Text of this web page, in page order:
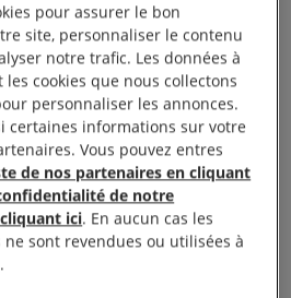
pour assurer le bon
site, personnaliser le contenu
notre trafic. Les données à
cookies que nous collectons
personnaliser les annonces.
certaines informations sur votre
Vous pouvez entres
de nos partenaires en cliquant
de notre
ici. En aucun cas les
sont revendues ou utilisées à